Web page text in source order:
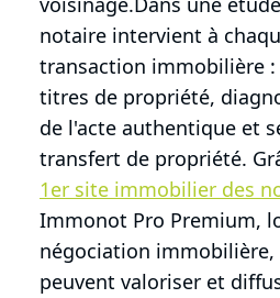
notaire intervient à
transaction immobilière
titres de propriété,
de l'acte authentique et
transfert de propriété.
1er site immobilier des
Immonot Pro Premium,
négociation immobilière,
peuvent valoriser et